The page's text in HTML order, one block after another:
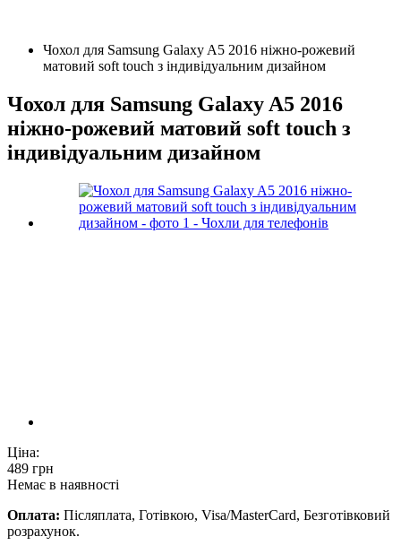
Чохол для Samsung Galaxy A5 2016 ніжно-рожевий
матовий soft touch з індивідуальним дизайном
Чохол для Samsung Galaxy A5 2016
ніжно-рожевий матовий soft touch з
індивідуальним дизайном
Ціна:
489 грн
Немає в наявності
Оплата: Післяплата, Готівкою, Visa/MasterCard, Безготівковий
розрахунок.